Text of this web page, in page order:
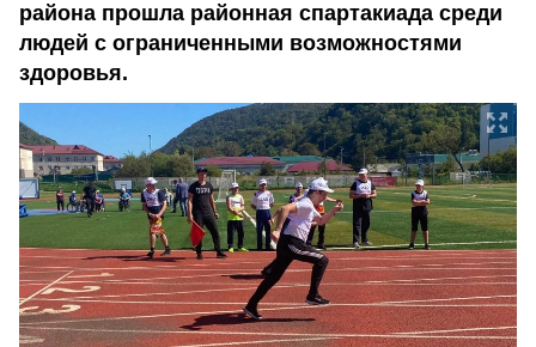
района прошла районная спартакиада среди
людей с ограниченными возможностями
здоровья.